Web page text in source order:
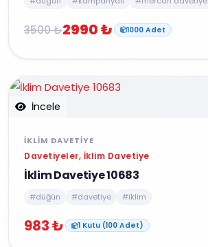
3500 ₺2990 ₺ 1000 Adet
İncele
İKLIM DAVETIYE
Davetiyeler, İklim Davetiye
İklim Davetiye 10683
#düğün #davetiye #iklim
983 ₺ 1 Kutu (100 Adet)